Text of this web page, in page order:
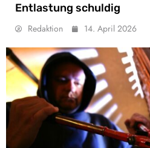
Entlastung schuldig
Redaktion 14. April 2026